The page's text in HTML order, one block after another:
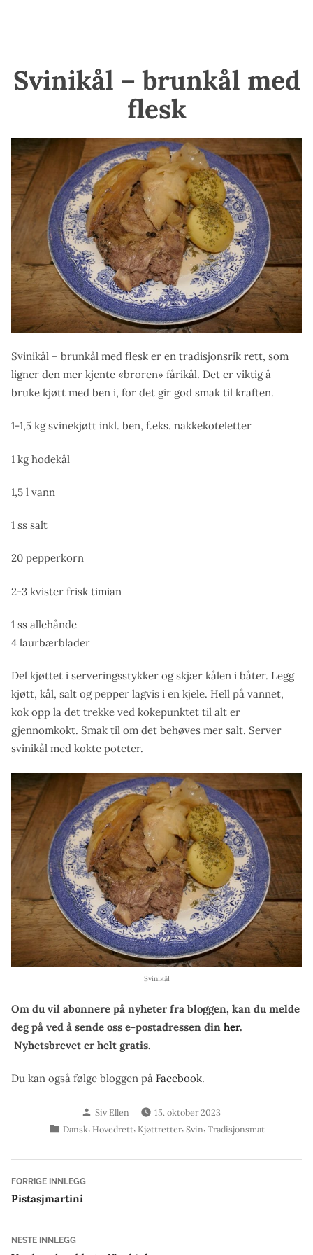
Svinikål – brunkål med
flesk
Svinikål – brunkål med flesk er en tradisjonsrik rett, som
ligner den mer kjente «broren» fårikål. Det er viktig å
bruke kjøtt med ben i, for det gir god smak til kraften.
1-1,5 kg svinekjøtt inkl. ben, f.eks. nakkekoteletter
1 kg hodekål
1,5 l vann
1 ss salt
20 pepperkorn
2-3 kvister frisk timian
1 ss allehånde
4 laurbærblader
Del kjøttet i serveringsstykker og skjær kålen i båter. Legg
kjøtt, kål, salt og pepper lagvis i en kjele. Hell på vannet,
kok opp la det trekke ved kokepunktet til alt er
gjennomkokt. Smak til om det behøves mer salt. Server
svinikål med kokte poteter.
Svinikål
Om du vil abonnere på nyheter fra bloggen, kan du melde
deg på ved å sende oss e-postadressen din her.
Nyhetsbrevet er helt gratis.
Du kan også følge bloggen på Facebook.
Skrevet
av
Siv Ellen
15. oktober 2023
Publisert
Dansk, Hovedrett, Kjøttretter, Svin, Tradisjonsmat
Innleggsnavigasjon
FORRIGE INNLEGGForrige
Pistasjmartini
NESTE INNLEGGNeste